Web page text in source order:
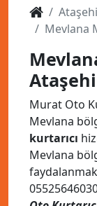
Mevlana
Murat Oto
Mevlana
kurtarıcı
Mevlana